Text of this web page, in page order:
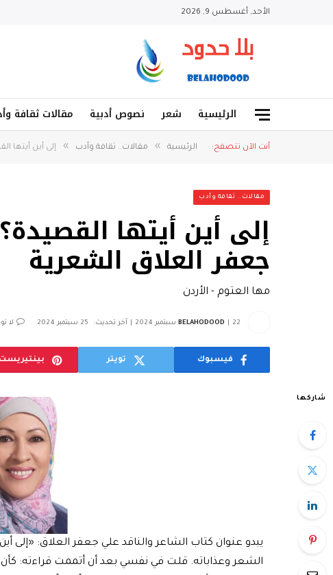
الأحد, أغسطس 9, 2026
الرئيسية شعر نصوص أدبية مقالات ثقافة
أنت الآن تتصفح: الرئيسية » مقالات.. ثقافة وأدب » إلى أين أيتها
مقالات.. ثقافة وأدب
إلى أين أيتها
جعفر العلاق الشعرية
مها العتوم - الأردن
BELAHODOOD 22 سبتمبر 2024 آخر تحديث: 25 سبتمبر 2024 لا
فيسبوك تويتر بينتيريست
شاركها
يبدو عنوان كتاب الشاعر والناقد علي جعفر العلاق:
الشعر وعذاباته. قلت في نفسي بعد أن أتممت قراءته: